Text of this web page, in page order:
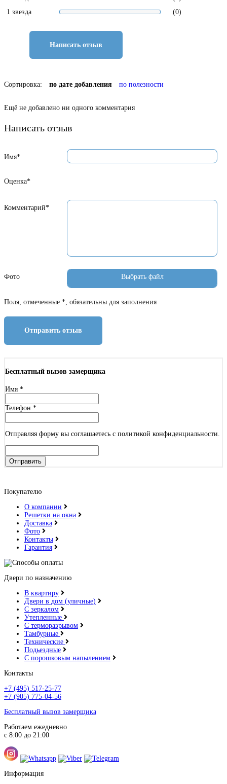
1 звезда
(0)
Написать отзыв
Сортировка: по дате добавления по полезности
Ещё не добавлено ни одного комментария
Написать отзыв
Имя*
Оценка*
Комментарий*
Фото
Поля, отмеченные *, обязательны для заполнения
Отправить отзыв
Бесплатный вызов замерщика
Имя *
Телефон *
Отправляя форму вы соглашаетесь с политикой конфиденциальности.
Отправить
Покупателю
О компании
Решетки на окна
Доставка
Фото
Контакты
Гарантия
Двери по назначению
В квартиру
Двери в дом (уличные)
С зеркалом
Утепленные
С терморазрывом
Тамбурные
Технические
Подьездные
С порошковым напылением
Контакты
+7 (495) 517-25-77
+7 (905) 775-04-56
Бесплатный вызов замерщика
Работаем ежедневно
с 8:00 до 21:00
Информация